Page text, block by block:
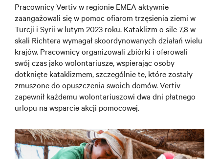
Pracownicy Vertiv w regionie EMEA aktywnie
zaangażowali się w pomoc ofiarom trzęsienia ziemi w
Turcji i Syrii w lutym 2023 roku. Kataklizm o sile 7,8 w
skali Richtera wymagał skoordynowanych działań wielu
krajów. Pracownicy organizowali zbiórki i oferowali
swój czas jako wolontariusze, wspierając osoby
dotknięte kataklizmem, szczególnie te, które zostały
zmuszone do opuszczenia swoich domów. Vertiv
zapewnił każdemu wolontariuszowi dwa dni płatnego
urlopu na wsparcie akcji pomocowej.